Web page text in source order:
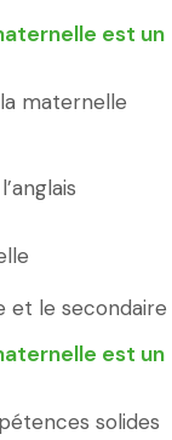
est un
maternelle
et le secondaire
est un
solides